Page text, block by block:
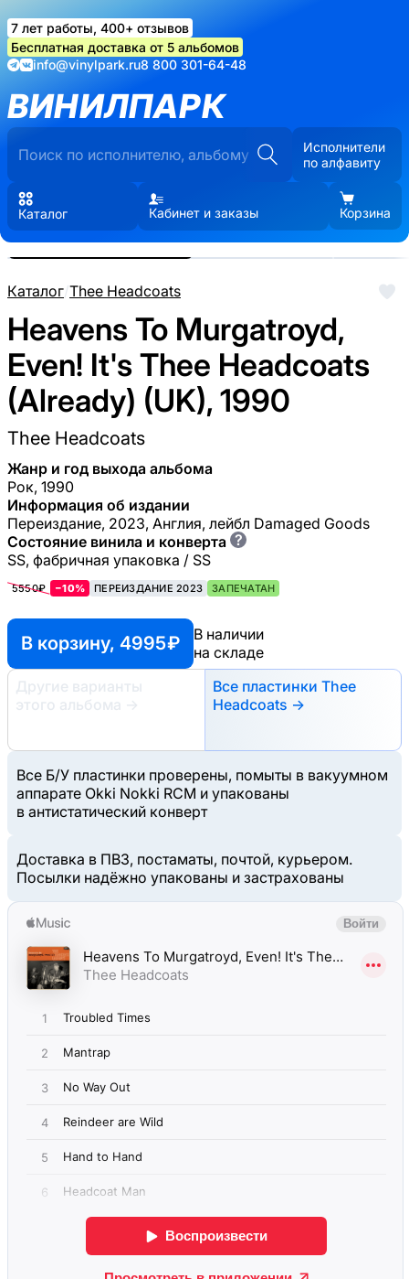
7 лет работы, 400+ отзывов
Бесплатная доставка от 5 альбомов
info@vinylpark.ru8 800 301-64-48
ВИНИЛПАРК
Исполнители
по алфавиту
Каталог Кабинет и заказы Корзина
Каталог/Thee Headcoats
Heavens To Murgatroyd,
Even! It's Thee Headcoats
(Already) (UK), 1990
Thee Headcoats
Жанр и год выхода альбома
Рок, 1990
Информация об издании
Переиздание, 2023, Англия, лейбл Damaged Goods
Состояние винила и конверта ?
SS, фабричная упаковка / SS
5550₽ −10% ПЕРЕИЗДАНИЕ 2023 ЗАПЕЧАТАН
В корзину, 4995 ₽
В наличии
на складе
Другие варианты
этого альбома
→
Все пластинки Thee
Headcoats →
Все Б/У пластинки проверены, помыты в вакуумном
аппарате Okki Nokki RCM и упакованы
в антистатический конверт
Доставка в ПВЗ, постаматы, почтой, курьером.
Посылки надёжно упакованы и застрахованы
Реальные фото пластинки.
Нажмите, чтобы увеличить